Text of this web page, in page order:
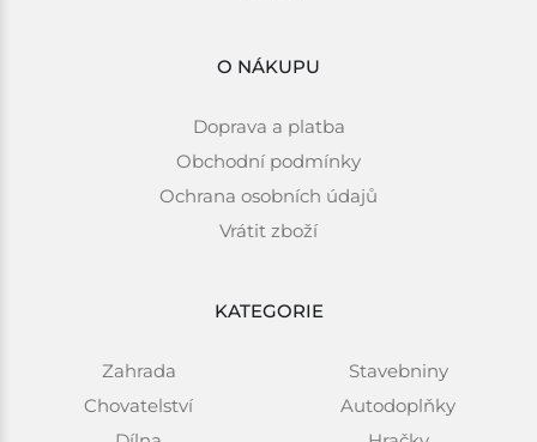
O NÁKUPU
Doprava a platba
Obchodní podmínky
Ochrana osobních údajů
Vrátit zboží
KATEGORIE
Zahrada
Chovatelství
Stavebniny
Autodoplňky